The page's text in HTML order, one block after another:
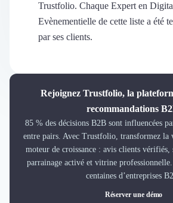
Demander une démo
Connexion
Cabinet de Recrutement
Marque Employeur
Conseil en Management et Organisation
Gestion paie
Qualité de Vie au Travail (QVT)
Portage Salarial
Responsabilité Sociétale des Entreprises (RSE)
Trustfolio. Chaque Expert en
Evènementielle de cette liste a été
par ses clients.
Rejoignez Trustfolio, la
recommandations
85 % des décisions B2B sont influencées
entre pairs. Avec Trustfolio, transformez la
moteur de croissance : avis clients vérifiés,
parrainage activé et vitrine
centaines d’entreprises
Réserver une démo